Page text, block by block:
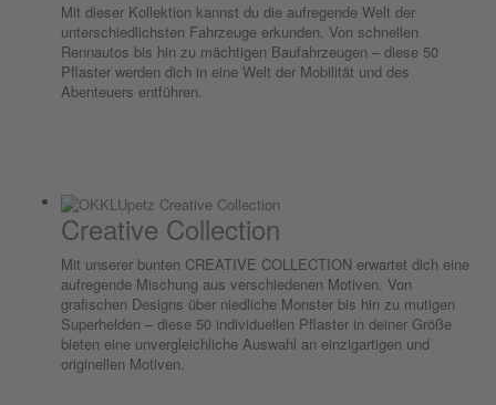
Mit dieser Kollektion kannst du die aufregende Welt der
unterschiedlichsten Fahrzeuge erkunden. Von schnellen
Rennautos bis hin zu mächtigen Baufahrzeugen – diese 50
Pflaster werden dich in eine Welt der Mobilität und des
Abenteuers entführen.
Creative Collection
Mit unserer bunten CREATIVE COLLECTION erwartet dich eine
aufregende Mischung aus verschiedenen Motiven. Von
grafischen Designs über niedliche Monster bis hin zu mutigen
Superhelden – diese 50 individuellen Pflaster in deiner Größe
bieten eine unvergleichliche Auswahl an einzigartigen und
originellen Motiven.